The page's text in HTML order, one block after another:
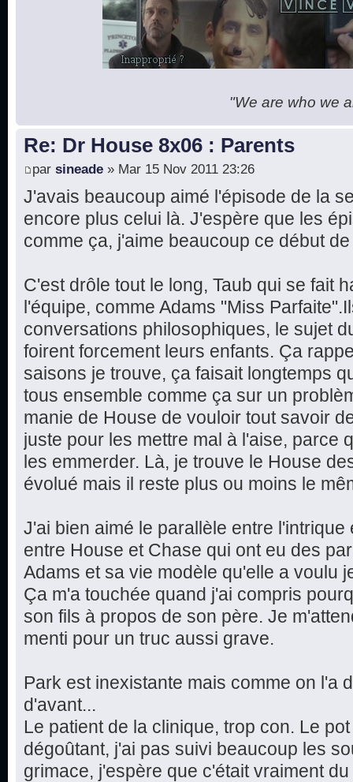
"We are who we
Re: Dr House 8x06 : Parents
par sineade » Mar 15 Nov 2011 23:26
J'avais beaucoup aimé l'épisode de la
encore plus celui là. J'espère que les
comme ça, j'aime beaucoup ce début
C'est drôle tout le long, Taub qui se fait
l'équipe, comme Adams "Miss
conversations philosophiques, le sujet
foirent forcement leurs enfants. Ça
saisons je trouve, ça faisait longtemps
tous ensemble comme ça sur un
manie de House de vouloir tout savoir
juste pour les mettre mal à l'aise, parce
les emmerder. Là, je trouve le House
évolué mais il reste plus ou moins le
J'ai bien aimé le parallèle entre
entre House et Chase qui ont eu des
Adams et sa vie modèle qu'elle a voulu
Ça m'a touchée quand j'ai compris
son fils à propos de son père. Je
menti pour un truc aussi grave.
Park est inexistante mais comme on l'a
d'avant...
Le patient de la clinique, trop con. Le
dégoûtant, j'ai pas suivi beaucoup les
grimace, j'espère que c'était vraiment